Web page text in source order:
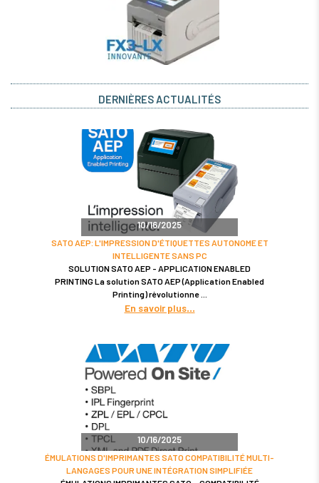
DERNIÈRES ACTUALITÉS
10/16/2025
SATO AEP: L'IMPRESSION D'ÉTIQUETTES AUTONOME ET
INTELLIGENTE SANS PC
SOLUTION SATO AEP - APPLICATION ENABLED
PRINTING La solution SATO AEP (Application Enabled
Printing) révolutionne
En savoir plus
10/16/2025
ÉMULATIONS D'IMPRIMANTES SATO COMPATIBILITÉ MULTI-
LANGAGES POUR UNE INTÉGRATION SIMPLIFIÉE